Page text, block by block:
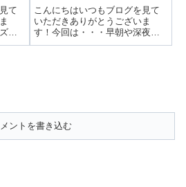
て
ニ
リ
。
ト
ート！
こんにちはいつもブログを見て
いただきありがとうございま
す！今回は・・・早朝や深夜の
香港国際空港は？レストランや
ントを書き込む